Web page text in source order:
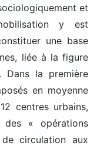
et
y est
une base
liée à la figure
Dans la première
en moyenne
centres urbains,
des « opérations
circulation aux